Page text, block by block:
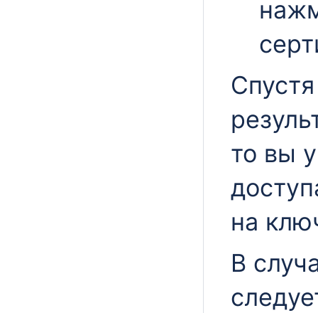
то вы
на
В